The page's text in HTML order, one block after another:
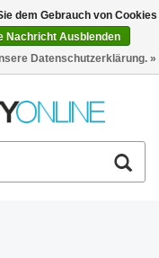
Deutsch €
dem Gebrauch von Cookies
Nachricht Ausblenden
Datenschutzerklärung. »